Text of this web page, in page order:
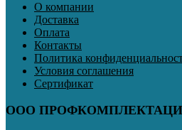
О компании
Доставка
Оплата
Контакты
Политика
Условия соглашения
Сертификат
ООО